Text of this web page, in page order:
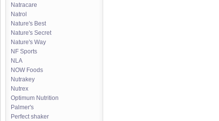
Natracare
Natrol
Nature's Best
Nature's Secret
Nature's Way
NF Sports
NLA
NOW Foods
Nutrakey
Nutrex
Optimum Nutrition
Palmer's
Perfect shaker